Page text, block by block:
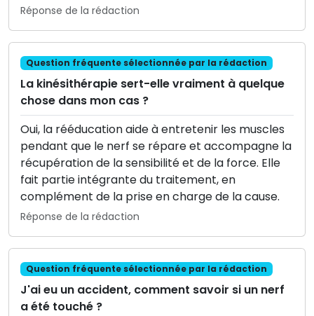
Réponse de la rédaction
Question fréquente sélectionnée par la rédaction
La kinésithérapie sert-elle vraiment à quelque
chose dans mon cas ?
Oui, la rééducation aide à entretenir les muscles
pendant que le nerf se répare et accompagne la
récupération de la sensibilité et de la force. Elle
fait partie intégrante du traitement, en
complément de la prise en charge de la cause.
Réponse de la rédaction
Question fréquente sélectionnée par la rédaction
J'ai eu un accident, comment savoir si un nerf
a été touché ?